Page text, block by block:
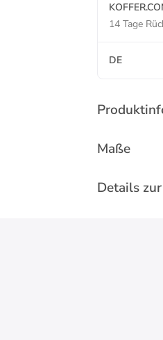
14 Tage
DE
Maße
Details